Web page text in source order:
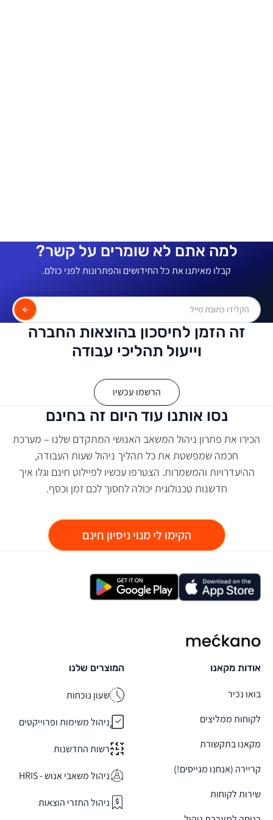
למה אתם לא שומרים על קשר?
קבלו מאיתנו את כל החידושים והפתרונות לפני כולם.
זה הזמן לחיסכון בהוצאות החברה
וייעול תהליכי עבודה
הרשמו עכשיו
נסו אותנו עוד היום זה בחינם
הכירו את פתרון ניהול המשאב האנושי המתקדם שלנו – מערכת
חכמה שמפשטת את כל תהליך ניהול שעות העבודה,
ההיעדרויות והמשמרות. הצטרפו עכשיו לפיילוט חינם וגלו איך
חדשנות טכנולוגית יכולה לחסוך לכם זמן וכסף.
הקימו לי מנוי ניסיון חינם
מקאנו
אודות מקאנו
בואו נכיר
לקוחות ממליצים
מקאנו בתקשורת
קריירה (אנחנו מגייסים!)
שירות לקוחות
המוצרים שלנו
שעון נוכחות
ניהול משימות ופרוייקטים
רשות החדשנות
ניהול משאבי אנוש - HRIS
ניהול החזרי הוצאות